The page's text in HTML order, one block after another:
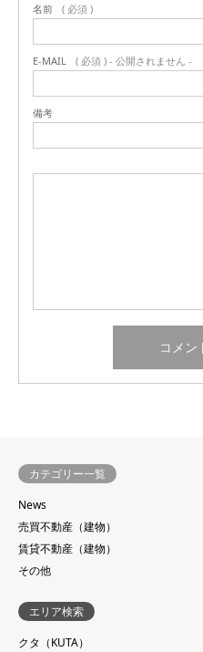
名前 ( 必須 )
E-MAIL ( 必須 ) - 公開されません -
備考
カテゴリー一覧
News
売買不動産（建物）
賃貸不動産（建物）
その他
エリア検索
クタ（KUTA）